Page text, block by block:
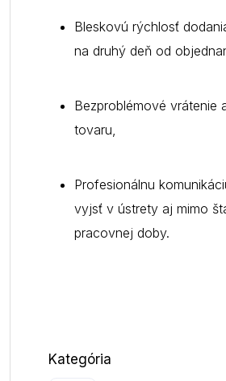
Bleskovú rýchlosť
na druhý deň od
Bezproblémové vrátenie
tovaru,
Profesionálnu
vyjsť v ústrety aj mimo
pracovnej doby.
Kategória